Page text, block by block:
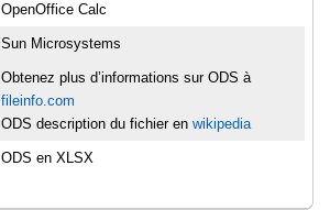
OpenOffice Calc
Sun Microsystems
Obtenez plus d’informations sur ODS à
fileinfo.com
ODS description du fichier en wikipedia
ODS en XLSX